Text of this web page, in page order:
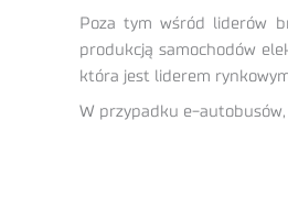
Poza tym wśród liderów
produkcją samochodów
która jest liderem
W przypadku e-autobusów,